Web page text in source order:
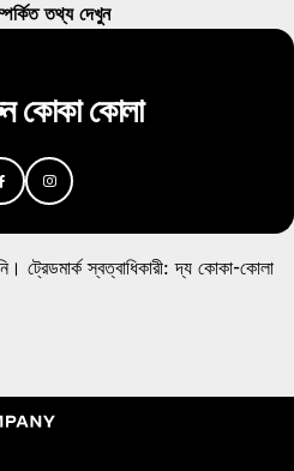
তথ্য দেখুন
কোকা কোলা
ট্রেডমার্ক স্বত্বাধিকারী: দ্য কোকা-কোলা